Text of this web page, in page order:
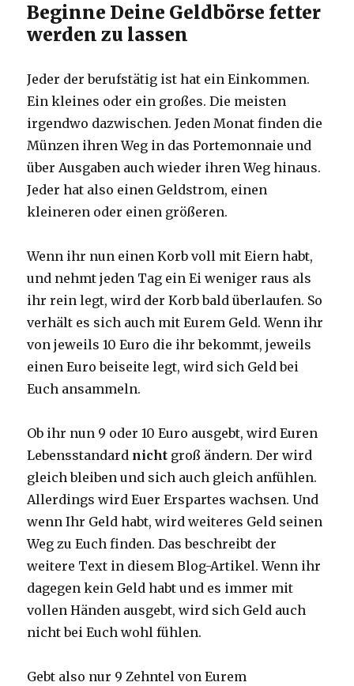
Beginne Deine Geldbörse fetter
werden zu lassen
Jeder der berufstätig ist hat ein Einkommen.
Ein kleines oder ein großes. Die meisten
irgendwo dazwischen. Jeden Monat finden die
Münzen ihren Weg in das Portemonnaie und
über Ausgaben auch wieder ihren Weg hinaus.
Jeder hat also einen Geldstrom, einen
kleineren oder einen größeren.
Wenn ihr nun einen Korb voll mit Eiern habt,
und nehmt jeden Tag ein Ei weniger raus als
ihr rein legt, wird der Korb bald überlaufen. So
verhält es sich auch mit Eurem Geld. Wenn ihr
von jeweils 10 Euro die ihr bekommt, jeweils
einen Euro beiseite legt, wird sich Geld bei
Euch ansammeln.
Ob ihr nun 9 oder 10 Euro ausgebt, wird Euren
Lebensstandard nicht groß ändern. Der wird
gleich bleiben und sich auch gleich anfühlen.
Allerdings wird Euer Erspartes wachsen. Und
wenn Ihr Geld habt, wird weiteres Geld seinen
Weg zu Euch finden. Das beschreibt der
weitere Text in diesem Blog-Artikel. Wenn ihr
dagegen kein Geld habt und es immer mit
vollen Händen ausgebt, wird sich Geld auch
nicht bei Euch wohl fühlen.
Gebt also nur 9 Zehntel von Eurem